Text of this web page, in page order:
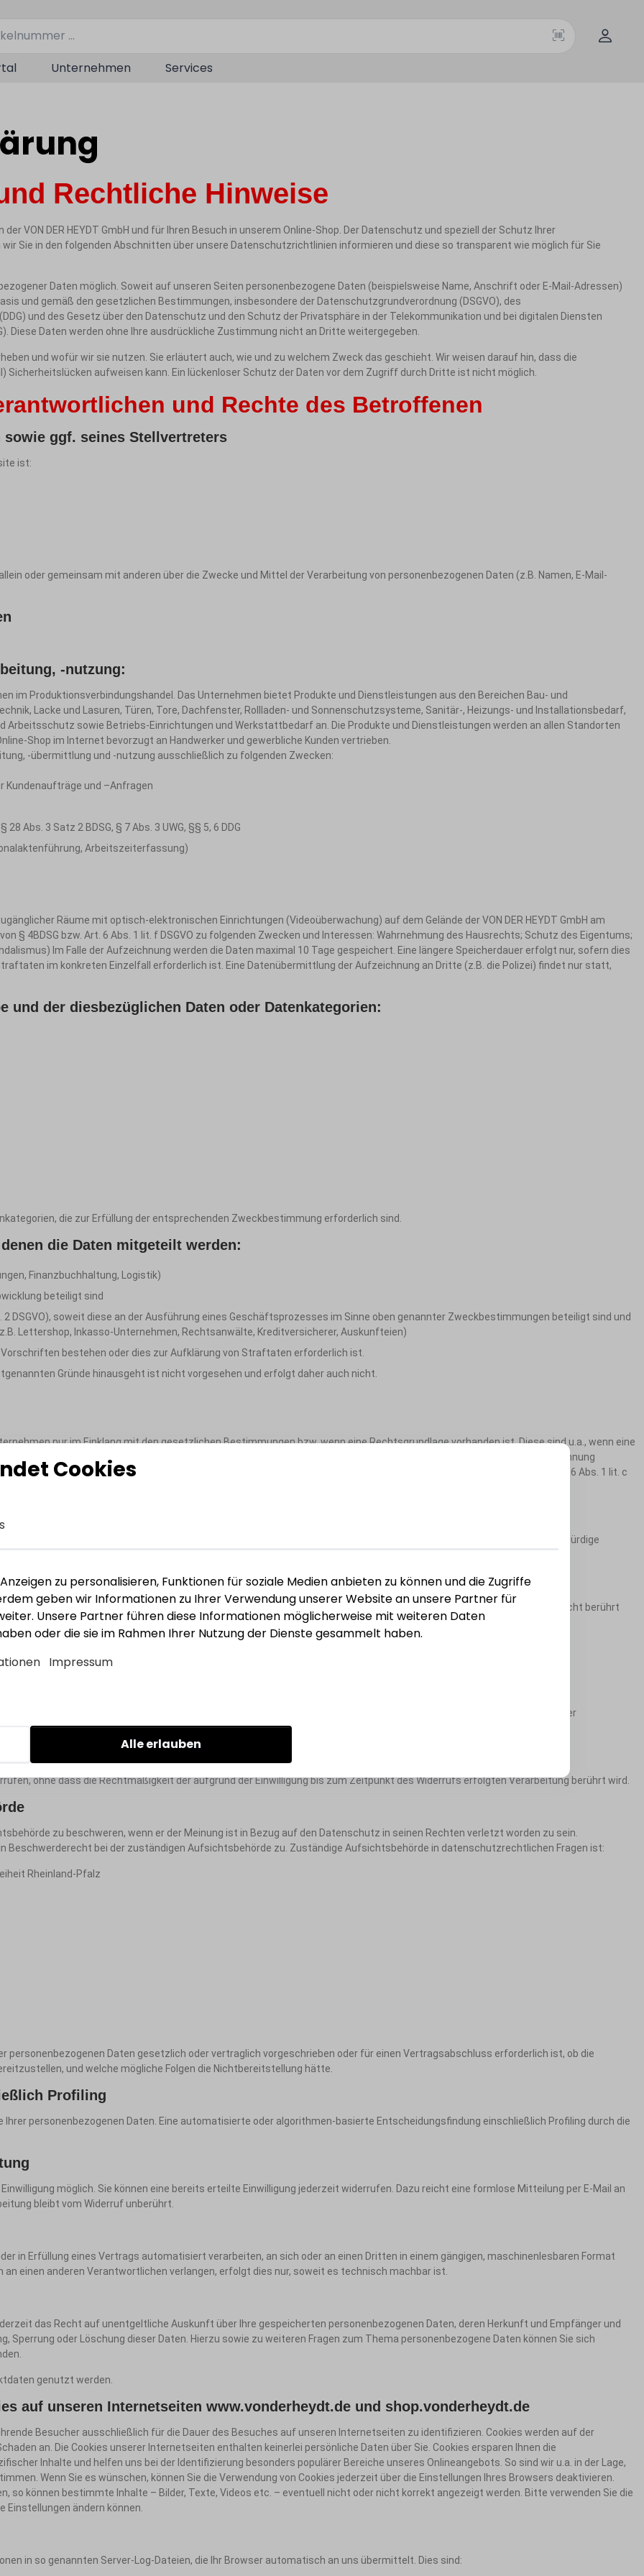
Unternehmen Services
Rechtliche Hinweise
VON DER HEYDT GmbH und für Ihren Besuch in unserem Online-Shop. Der Datenschutz und speziell der Schutz Ihrer
Sie in den folgenden Abschnitten über unsere Datenschutzrichtlinien informieren und diese so transparent wie möglich für Sie
Daten möglich. Soweit auf unseren Seiten personenbezogene Daten (beispielsweise Name, Anschrift oder E-Mail-Adressen)
und gemäß den gesetzlichen Bestimmungen, insbesondere der Datenschutzgrundverordnung (DSGVO), des
und des Gesetz über den Datenschutz und den Schutz der Privatsphäre in der Telekommunikation und bei digitalen Diensten
Diese Daten werden ohne Ihre ausdrückliche Zustimmung nicht an Dritte weitergegeben.
und wofür wir sie nutzen. Sie erläutert auch, wie und zu welchem Zweck das geschieht. Wir weisen darauf hin, dass die
Sicherheitslücken aufweisen kann. Ein lückenloser Schutz der Daten vor dem Zugriff durch Dritte ist nicht möglich.
und Rechte des Betroffenen
sowie ggf. seines Stellvertreters
ist:
oder gemeinsam mit anderen über die Zwecke und Mittel der Verarbeitung von personenbezogenen Daten (z.B. Namen, E-Mail-
-nutzung:
im Produktionsverbindungshandel. Das Unternehmen bietet Produkte und Dienstleistungen aus den Bereichen Bau- und
Lacke und Lasuren, Türen, Tore, Dachfenster, Rollladen- und Sonnenschutzsysteme, Sanitär-, Heizungs- und Installationsbedarf,
Arbeitsschutz sowie Betriebs-Einrichtungen und Werkstattbedarf an. Die Produkte und Dienstleistungen werden an allen Standorten
Shop im Internet bevorzugt an Handwerker und gewerbliche Kunden vertrieben.
-übermittlung und -nutzung ausschließlich zu folgenden Zwecken:
Kundenaufträge und –Anfragen
Abs. 3 Satz 2 BDSG, § 7 Abs. 3 UWG, §§ 5, 6 DDG
Arbeitszeiterfassung)
Räume mit optisch-elektronischen Einrichtungen (Videoüberwachung) auf dem Gelände der VON DER HEYDT GmbH am
§ 4BDSG bzw. Art. 6 Abs. 1 lit. f DSGVO zu folgenden Zwecken und Interessen: Wahrnehmung des Hausrechts; Schutz des Eigentums;
Im Falle der Aufzeichnung werden die Daten maximal 10 Tage gespeichert. Eine längere Speicherdauer erfolgt nur, sofern dies
im konkreten Einzelfall erforderlich ist. Eine Datenübermittlung der Aufzeichnung an Dritte (z.B. die Polizei) findet nur statt,
und der diesbezüglichen Daten oder Datenkategorien:
die zur Erfüllung der entsprechenden Zweckbestimmung erforderlich sind.
die Daten mitgeteilt werden:
Finanzbuchhaltung, Logistik)
beteiligt sind
DSGVO), soweit diese an der Ausführung eines Geschäftsprozesses im Sinne oben genannter Zweckbestimmungen beteiligt sind und
Lettershop, Inkasso-Unternehmen, Rechtsanwälte, Kreditversicherer, Auskunfteien)
bestehen oder dies zur Aufklärung von Straftaten erforderlich ist.
Gründe hinausgeht ist nicht vorgesehen und erfolgt daher auch nicht.
nur im Einklang mit den gesetzlichen Bestimmungen bzw. wenn eine Rechtsgrundlage vorhanden ist. Diese sind u.a., wenn eine
(Art. 6 Abs. 1 lit. a DSGVO), oder wenn personenbezogenen Daten zur Erfüllung eines Vertrages oder einer Vertragsanbahnung
der Verantwortung unterliegen personenbezogenen Daten zur Erfüllung einer rechtlichen Verpflichtung zu verarbeiten Art. 6 Abs. 1 lit. c
erfolgt stets nach strengen Kriterien zu Gunsten des Betroffenen.
so geschieht dies ausschließlich zur Erfüllung gemäß oben genannter Zweckbestimmungen und sofern das schutzwürdige
Interessen des Betroffenen und der Vertragsparteien erfolgt stets nach strengen Kriterien zu Gunsten des Betroffenen.
gesetzlichen oder vertraglichen Aufbewahrungs- und Löschungspflichten routinemäßig gelöscht. Daten, die hiervon nicht berührt
gelöscht.
über die betreffenden personenbezogenen Daten sowie auf Berichtigung oder Löschung oder auf Einschränkung der
des Recht auf Datenübertragbarkeit.
ohne dass die Rechtmäßigkeit der aufgrund der Einwilligung bis zum Zeitpunkt des Widerrufs erfolgten Verarbeitung berührt wird.
zu beschweren, wenn er der Meinung ist in Bezug auf den Datenschutz in seinen Rechten verletzt worden zu sein.
bei der zuständigen Aufsichtsbehörde zu. Zuständige Aufsichtsbehörde in datenschutzrechtlichen Fragen ist:
Rheinland-Pfalz
Daten gesetzlich oder vertraglich vorgeschrieben oder für einen Vertragsabschluss erforderlich ist, ob die
und welche mögliche Folgen die Nichtbereitstellung hätte.
Profiling
personenbezogenen Daten. Eine automatisierte oder algorithmen-basierte Entscheidungsfindung einschließlich Profiling durch die
möglich. Sie können eine bereits erteilte Einwilligung jederzeit widerrufen. Dazu reicht eine formlose Mitteilung per E-Mail an
bleibt vom Widerruf unberührt.
in Erfüllung eines Vertrags automatisiert verarbeiten, an sich oder an einen Dritten in einem gängigen, maschinenlesbaren Format
einen anderen Verantwortlichen verlangen, erfolgt dies nur, soweit es technisch machbar ist.
das Recht auf unentgeltliche Auskunft über Ihre gespeicherten personenbezogenen Daten, deren Herkunft und Empfänger und
Sperrung oder Löschung dieser Daten. Hierzu sowie zu weiteren Fragen zum Thema personenbezogene Daten können Sie sich
genutzt werden.
auf unseren Internetseiten www.vonderheydt.de und shop.vonderheydt.de
Besucher ausschließlich für die Dauer des Besuches auf unseren Internetseiten zu identifizieren. Cookies werden auf der
an. Die Cookies unserer Internetseiten enthalten keinerlei persönliche Daten über Sie. Cookies ersparen Ihnen die
Inhalte und helfen uns bei der Identifizierung besonders populärer Bereiche unseres Onlineangebots. So sind wir u.a. in der Lage,
Wenn Sie es wünschen, können Sie die Verwendung von Cookies jederzeit über die Einstellungen Ihres Browsers deaktivieren.
so können bestimmte Inhalte – Bilder, Texte, Videos etc. – eventuell nicht oder nicht korrekt angezeigt werden. Bitte verwenden Sie die
ändern können.
in so genannten Server-Log-Dateien, die Ihr Browser automatisch an uns übermittelt. Dies sind:
Cookies
zu personalisieren, Funktionen für soziale Medien anbieten zu können und die Zugriffe
geben wir Informationen zu Ihrer Verwendung unserer Website an unsere Partner für
Unsere Partner führen diese Informationen möglicherweise mit weiteren Daten
oder die sie im Rahmen Ihrer Nutzung der Dienste gesammelt haben.
Impressum
Alle erlauben